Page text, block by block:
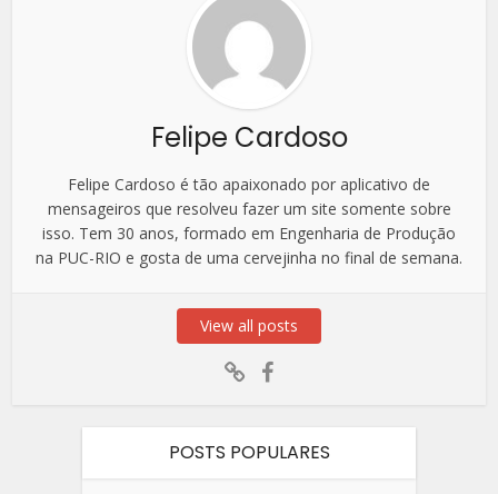
Felipe Cardoso
Felipe Cardoso é tão apaixonado por aplicativo de
mensageiros que resolveu fazer um site somente sobre
isso. Tem 30 anos, formado em Engenharia de Produção
na PUC-RIO e gosta de uma cervejinha no final de semana.
View all posts
POSTS POPULARES